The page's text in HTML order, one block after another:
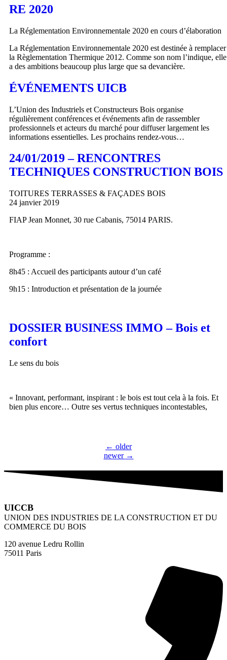
RE 2020
La Réglementation Environnementale 2020 en cours d’élaboration
La Réglementation Environnementale 2020 est destinée à remplacer
la Règlementation Thermique 2012. Comme son nom l’indique, elle
a des ambitions beaucoup plus large que sa devancière.
ÉVÉNEMENTS UICB
L’Union des Industriels et Constructeurs Bois organise
régulièrement conférences et événements afin de rassembler
professionnels et acteurs du marché pour diffuser largement les
informations essentielles. Les prochains rendez-vous…
24/01/2019 – RENCONTRES
TECHNIQUES CONSTRUCTION BOIS
TOITURES TERRASSES & FAÇADES BOIS
24 janvier 2019
FIAP Jean Monnet, 30 rue Cabanis, 75014 PARIS.
Programme :
8h45 : Accueil des participants autour d’un café
9h15 : Introduction et présentation de la journée
DOSSIER BUSINESS IMMO – Bois et
confort
Le sens du bois
« Innovant, performant, inspirant : le bois est tout cela à la fois. Et
bien plus encore… Outre ses vertus techniques incontestables,
← older
newer →
UICCB
UNION DES INDUSTRIES DE LA CONSTRUCTION ET DU
COMMERCE DU BOIS
120 avenue Ledru Rollin
75011 Paris